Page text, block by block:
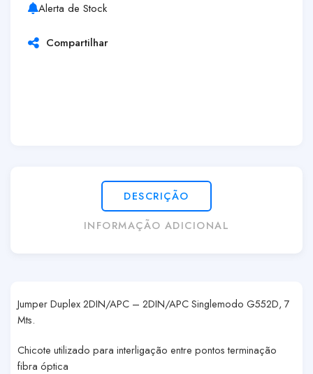
Alerta de Stock
Compartilhar
DESCRIÇÃO
INFORMAÇÃO ADICIONAL
Jumper Duplex 2DIN/APC – 2DIN/APC Singlemodo G552D, 7
Mts.
Chicote utilizado para interligação entre pontos terminação
fibra óptica